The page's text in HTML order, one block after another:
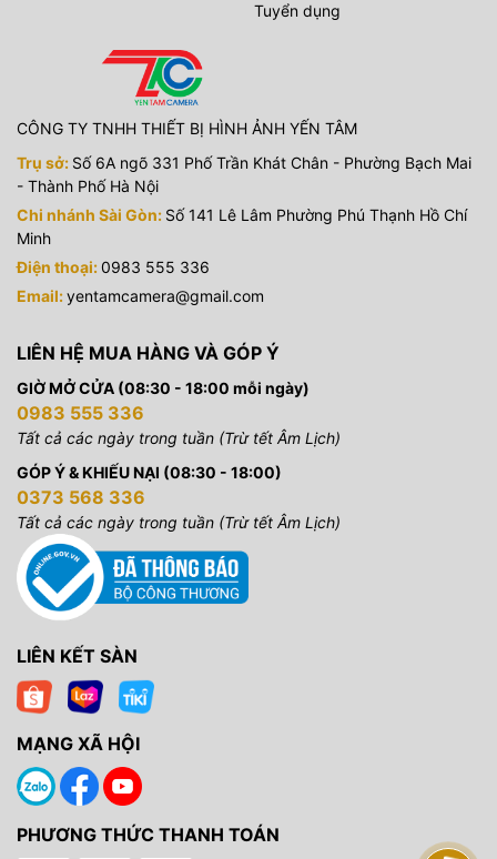
Tuyển dụng
CÔNG TY TNHH THIẾT BỊ HÌNH ẢNH YẾN TÂM
Trụ sở: Số 6A ngõ 331 Phố Trần Khát Chân - Phường Bạch Mai
- Thành Phố Hà Nội
Chi nhánh Sài Gòn: Số 141 Lê Lâm Phường Phú Thạnh Hồ Chí
Minh
Điện thoại:0983 555 336
Email:yentamcamera@gmail.com
LIÊN HỆ MUA HÀNG VÀ GÓP Ý
GIỜ MỞ CỬA (08:30 - 18:00 mỗi ngày)
0983 555 336
Tất cả các ngày trong tuần (Trừ tết Âm Lịch)
GÓP Ý & KHIẾU NẠI (08:30 - 18:00)
0373 568 336
Tất cả các ngày trong tuần (Trừ tết Âm Lịch)
LIÊN KẾT SÀN
MẠNG XÃ HỘI
PHƯƠNG THỨC THANH TOÁN